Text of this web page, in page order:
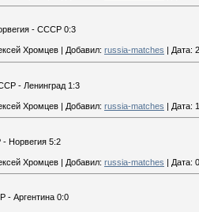
- СССР 0:3
Хромцев Добавил: russia-matches Дата:
- Ленинград 1:3
Хромцев | Добавил: russia-matches | Дата:
Норвегия 5:2
Хромцев | Добавил: russia-matches | Дата:
- Аргентина 0:0